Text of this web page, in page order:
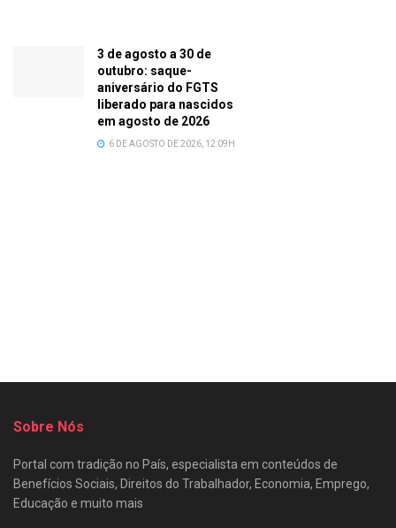
3 de agosto a 30 de
outubro: saque-
aniversário do FGTS
liberado para nascidos
em agosto de 2026
6 DE AGOSTO DE 2026, 12:09H
Sobre Nós
Portal com tradição no País, especialista em conteúdos de
Benefícios Sociais, Direitos do Trabalhador, Economia, Emprego,
Educação e muito mais